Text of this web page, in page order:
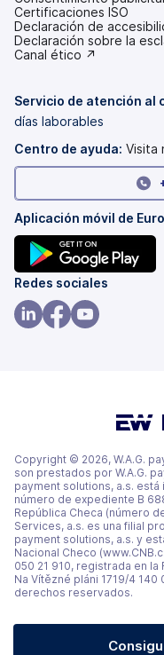
Certificaciones ISO
Declaración de
(se
abre
pestaña
Declaración sobre la
(se
una
nueva)
Canal ético ↗
Servicio de atención al
días laborables
Centro de ayuda: Visita
Aplicación móvil de
(se
abre
en
Redes sociales
pestaña
Copyright © 2026, W.A.G.
son prestados por W.A.G.
payment solutions, a.s.
número de expediente B
República Checa (número
Services, a.s. es una filial
payment solutions, a.s. y
Nacional Checo
050 21 910, registrada en
Na Vítězné pláni 1719/4
derechos reservados.